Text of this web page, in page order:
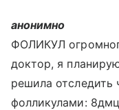
анонимно
ФОЛИКУЛ
доктор, я
решила
фолликулами: